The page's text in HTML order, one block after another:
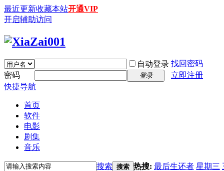
最近更新收藏本站开通VIP
开启辅助访问
自动登录 找回密码
密码
登录
立即注册
快捷导航
首页
软件
电影
剧集
音乐
搜索 搜索 热搜: 最后生还者 星期三